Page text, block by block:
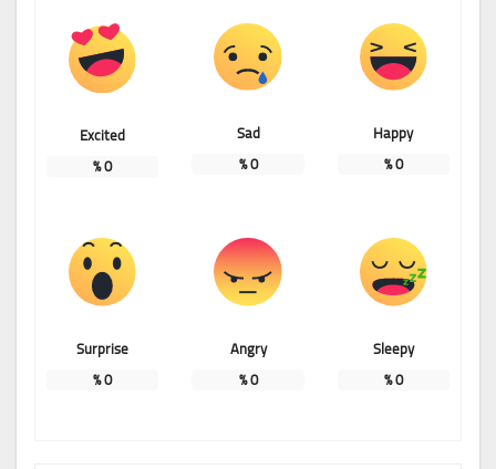
Happy
0
%
Sad
0
%
Excited
0
%
Sleepy
0
%
Angry
0
%
Surprise
0
%